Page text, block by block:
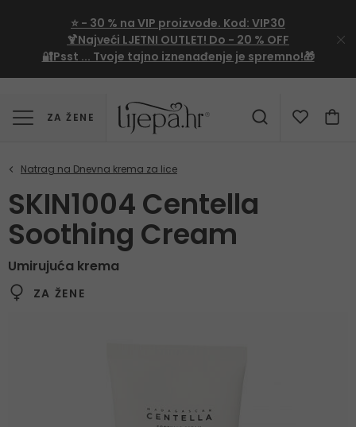
⭐ - 30 % na VIP proizvode. Kod: VIP30
🍹Najveći LJETNI OUTLET! Do - 20 % OFF
🔐Psst ... Tvoje tajno iznenađenje je spremno!🎁
ZA ŽENE
SKIN1004 Centella
Soothing Cream
Umirujuća krema
ZA ŽENE